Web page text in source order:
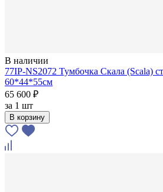
В наличии
77IP-NS2072 Тумбочка Скала (Scala)
60*44*55см
65 600 ₽
за 1 шт
В корзину